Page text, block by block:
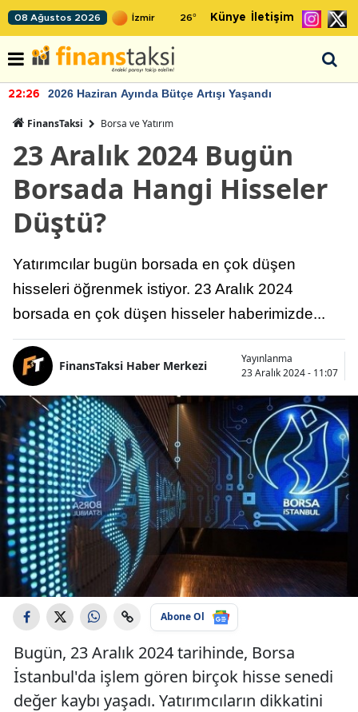
08 Ağustos 2026 26° Künye İletişim
22:26 2026 Haziran Ayında Bütçe Artışı Yaşandı
FinansTaksi Borsa ve Yatırım
23 Aralık 2024 Bugün
Borsada Hangi Hisseler
Düştü?
Yatırımcılar bugün borsada en çok düşen
hisseleri öğrenmek istiyor. 23 Aralık 2024
borsada en çok düşen hisseler haberimizde...
FinansTaksi Haber Merkezi
Yayınlanma
23 Aralık 2024 - 11:07
Abone Ol
Bugün, 23 Aralık 2024 tarihinde, Borsa
İstanbul'da işlem gören birçok hisse senedi
değer kaybı yaşadı. Yatırımcıların dikkatini